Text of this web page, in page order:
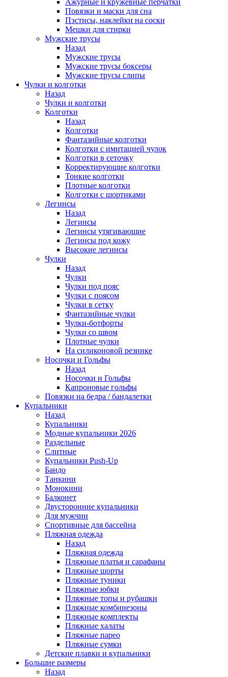
Ажурные и кружевные перчатки
Повязки и маски для сна
Пэстисы, наклейки на соски
Мешки для стирки
Мужские трусы
Назад
Мужские трусы
Мужские трусы боксеры
Мужские трусы слипы
Чулки и колготки
Назад
Чулки и колготки
Колготки
Назад
Колготки
Фантазийные колготки
Колготки с имитацией чулок
Колготки в сеточку
Корректирующие колготки
Тонкие колготки
Плотные колготки
Колготки с шортиками
Легинсы
Назад
Легинсы
Легинсы утягивающие
Легинсы под кожу
Высокие легинсы
Чулки
Назад
Чулки
Чулки под пояс
Чулки с поясом
Чулки в сетку
Фантазийные чулки
Чулки-ботфорты
Чулки со швом
Плотные чулки
На силиконовой резинке
Носочки и Гольфы
Назад
Носочки и Гольфы
Капроновые гольфы
Повязки на бедра / бандалетки
Купальники
Назад
Купальники
Модные купальники 2026
Раздельные
Слитные
Купальники Push-Up
Бандо
Танкини
Монокини
Балконет
Двусторонние купальники
Для мужчин
Спортивные для бассейна
Пляжная одежда
Назад
Пляжная одежда
Пляжные платья и сарафаны
Пляжные шорты
Пляжные туники
Пляжные юбки
Пляжные топы и рубашки
Пляжные комбинезоны
Пляжные комплекты
Пляжные халаты
Пляжные парео
Пляжные сумки
Детские плавки и купальники
Большие размеры
Назад